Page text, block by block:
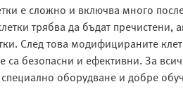
е сложно и включва много
трябва да бъдат
След това модифицираните
са безопасни и ефективни. За
оборудване и добре